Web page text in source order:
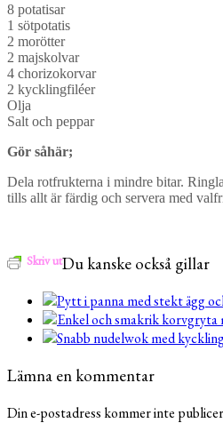
8 potatisar
1 sötpotatis
2 morötter
2 majskolvar
4 chorizokorvar
2 kycklingfiléer
Olja
Salt och peppar
Gör såhär;
Dela rotfrukterna i mindre bitar.
tills allt är färdig och servera med
Skriv utDu kanske också gillar
Lämna en kommentar
Din e-postadress kommer inte